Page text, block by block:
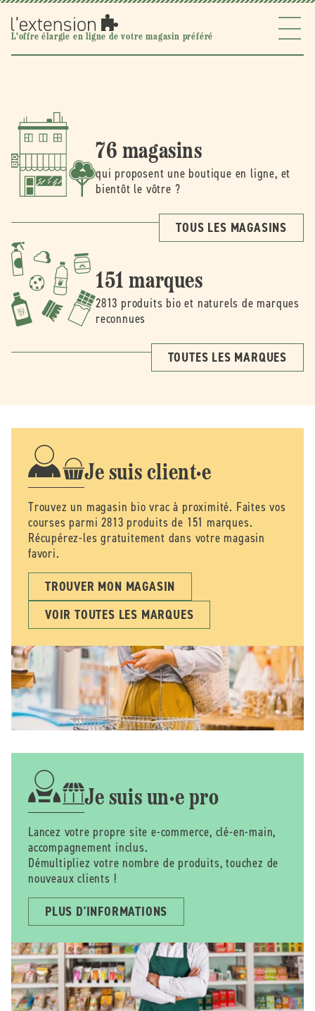
Ignorer et
passer au
contenu
l'extension
L'offre élargie en ligne de votre magasin préféré
76 magasins
qui proposent une boutique en ligne, et
bientôt le vôtre ?
TOUS LES MAGASINS
151 marques
2813 produits bio et naturels de marques
reconnues
TOUTES LES MARQUES
Je suis client·e
Trouvez un magasin bio vrac à proximité. Faites vos
courses parmi 2813 produits de 151 marques.
Récupérez-les gratuitement dans votre magasin
favori.
TROUVER MON MAGASIN
VOIR TOUTES LES MARQUES
Je suis un·e pro
Lancez votre propre site e-commerce, clé-en-main,
accompagnement inclus.
Démultipliez votre nombre de produits, touchez de
nouveaux clients !
PLUS D'INFORMATIONS